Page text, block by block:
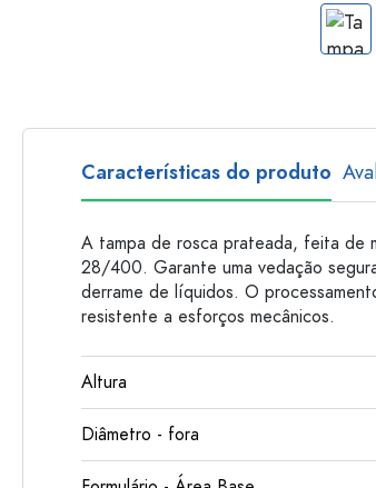
Características do produto
A tampa de rosca prateada, feita de
28/400. Garante uma vedação
derrame de líquidos. O
resistente a esforços mecânicos.
Altura
Diâmetro - fora